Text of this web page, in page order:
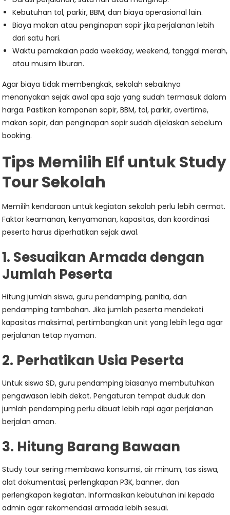
Kebutuhan tol, parkir, BBM, dan biaya operasional lain.
Biaya makan atau penginapan sopir jika perjalanan lebih
dari satu hari.
Waktu pemakaian pada weekday, weekend, tanggal merah,
atau musim liburan.
Agar biaya tidak membengkak, sekolah sebaiknya
menanyakan sejak awal apa saja yang sudah termasuk dalam
harga. Pastikan komponen sopir, BBM, tol, parkir, overtime,
makan sopir, dan penginapan sopir sudah dijelaskan sebelum
booking.
Tips Memilih Elf untuk Study
Tour Sekolah
Memilih kendaraan untuk kegiatan sekolah perlu lebih cermat.
Faktor keamanan, kenyamanan, kapasitas, dan koordinasi
peserta harus diperhatikan sejak awal.
1. Sesuaikan Armada dengan
Jumlah Peserta
Hitung jumlah siswa, guru pendamping, panitia, dan
pendamping tambahan. Jika jumlah peserta mendekati
kapasitas maksimal, pertimbangkan unit yang lebih lega agar
perjalanan tetap nyaman.
2. Perhatikan Usia Peserta
Untuk siswa SD, guru pendamping biasanya membutuhkan
pengawasan lebih dekat. Pengaturan tempat duduk dan
jumlah pendamping perlu dibuat lebih rapi agar perjalanan
berjalan aman.
3. Hitung Barang Bawaan
Study tour sering membawa konsumsi, air minum, tas siswa,
alat dokumentasi, perlengkapan P3K, banner, dan
perlengkapan kegiatan. Informasikan kebutuhan ini kepada
admin agar rekomendasi armada lebih sesuai.